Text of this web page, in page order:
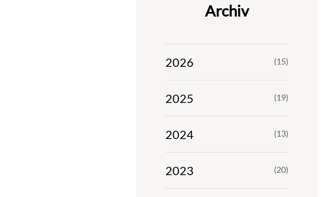
Archiv
2026 (15)
2025 (19)
2024 (13)
2023 (20)